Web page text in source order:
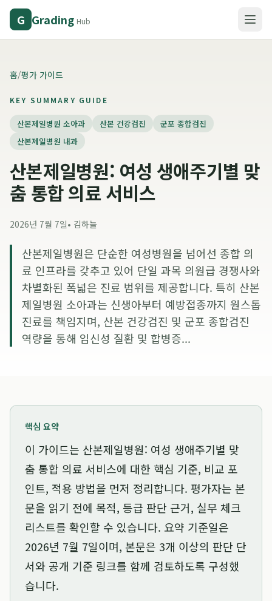
G Grading Hub
홈/평가 가이드
KEY SUMMARY GUIDE
산본제일병원 소아과 산본 건강검진
군포 종합검진
산본제일병원 내과
산본제일병원: 여성 생애주기별 맞
춤 통합 의료 서비스
2026년 7월 7일• 김하늘
산본제일병원은 단순한 여성병원을 넘어선 종합 의
료 인프라를 갖추고 있어 단일 과목 의원급 경쟁사와
차별화된 폭넓은 진료 범위를 제공합니다. 특히 산본
제일병원 소아과는 신생아부터 예방접종까지 원스톱
진료를 책임지며, 산본 건강검진 및 군포 종합검진
역량을 통해 임신성 질환 및 합병증...
핵심 요약
이 가이드는 산본제일병원: 여성 생애주기별 맞
춤 통합 의료 서비스에 대한 핵심 기준, 비교 포
인트, 적용 방법을 먼저 정리합니다. 평가자는 본
문을 읽기 전에 목적, 등급 판단 근거, 실무 체크
리스트를 확인할 수 있습니다. 요약 기준일은
2026년 7월 7일이며, 본문은 3개 이상의 판단 단
서와 공개 기준 링크를 함께 검토하도록 구성했
습니다.